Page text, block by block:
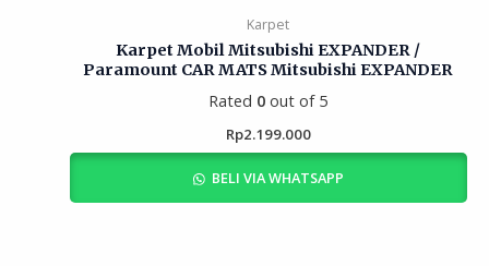
Karpet
Karpet Mobil Mitsubishi EXPANDER /
Paramount CAR MATS Mitsubishi EXPANDER
Rated 0 out of 5
Rp2.199.000
BELI VIA WHATSAPP